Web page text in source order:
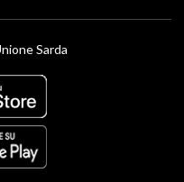
Sarda